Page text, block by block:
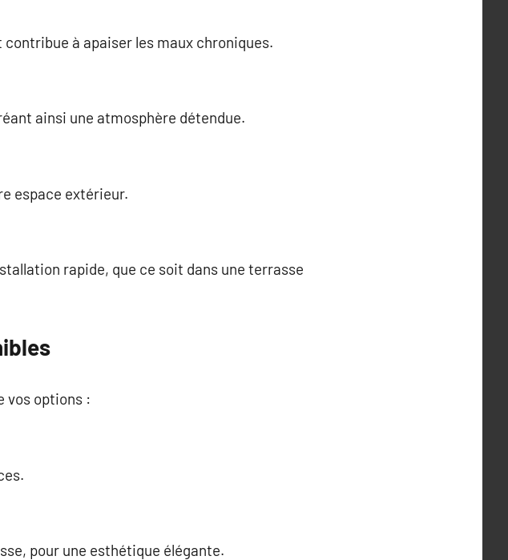
à apaiser les maux chroniques.
ainsi une atmosphère détendue.
espace extérieur.
rapide, que ce soit dans une terrasse
vos options :
pour une esthétique élégante.